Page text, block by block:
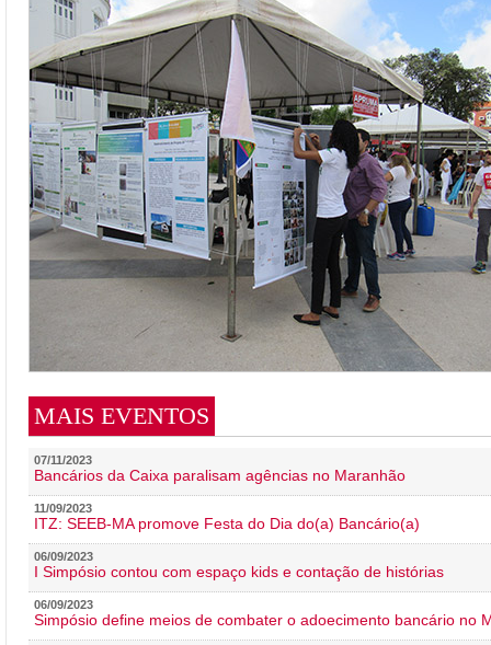
MAIS EVENTOS
07/11/2023
Bancários da Caixa paralisam agências no Maranhão
11/09/2023
ITZ: SEEB-MA promove Festa do Dia do(a) Bancário(a)
06/09/2023
I Simpósio contou com espaço kids e contação de histórias
06/09/2023
Simpósio define meios de combater o adoecimento bancário no